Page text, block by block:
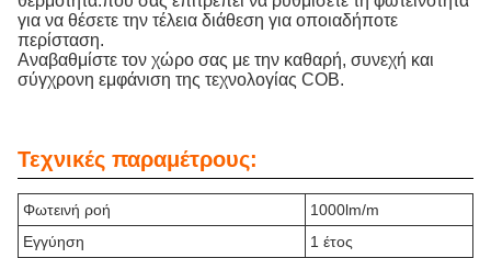
για να θέσετε την τέλεια διάθεση για οποιαδήποτε
περίσταση.
Αναβαθμίστε τον χώρο σας με την καθαρή, συνεχή και
σύγχρονη εμφάνιση της τεχνολογίας COB.
Τεχνικές παραμέτρους:
Φωτεινή ροή
1000lm/m
Εγγύηση
1 έτος